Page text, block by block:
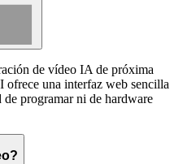
de vídeo IA de próxima
una interfaz web sencilla
programar ni de hardware